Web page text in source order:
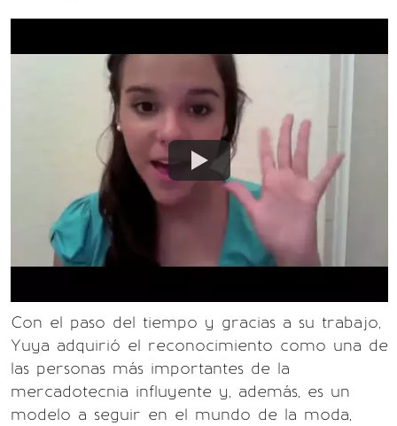
Con el paso del tiempo y gracias a su trabajo,
Yuya adquirió el reconocimiento como una de
las personas más importantes de la
mercadotecnia influyente y, además, es un
modelo a seguir en el mundo de la moda,